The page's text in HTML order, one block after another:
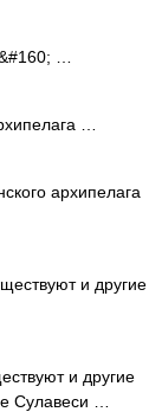
…
…
архипелага
и другие
и другие
Сулавеси …